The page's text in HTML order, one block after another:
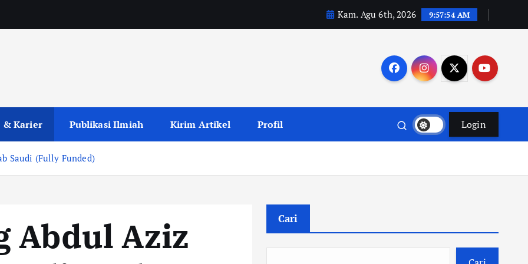
Kam. Agu 6th, 2026 9:57:56 AM
& Karier Publikasi Ilmiah Kirim Artikel Profil Login
Saudi (Fully Funded)
Abdul Aziz
Cari